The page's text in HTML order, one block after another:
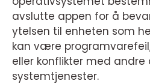
avslutte appen for å
ytelsen til enheten som
kan være
eller konflikter med andre
systemtjenester.